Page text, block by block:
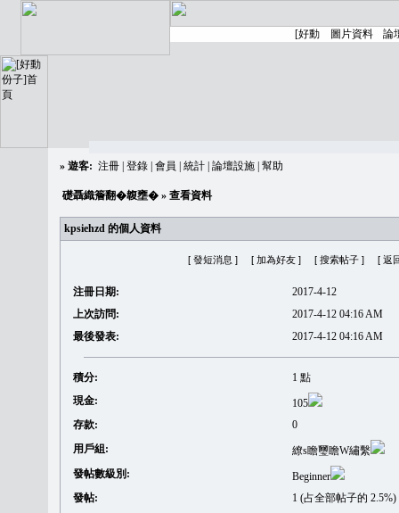
» 遊客: 注冊 登錄 會員 統計 論壇設施 幫助
礎聶織簷翻�䪖壅� » 查看資料
kpsiehzd 的個人資料
[ 發短消息 ] [ 加為好友 ] [ 搜索帖子 ] [ 返
注冊日期:
2017-4-12
上次訪問:
2017-4-12 04:16 AM
最後發表:
2017-4-12 04:16 AM
積分:
1 點
現金:
105
存款:
0
用戶組:
繚s瞻璽瞻W繡繫
發帖數級別:
Beginner
發帖:
1 (占全部帖子的 2.5%)